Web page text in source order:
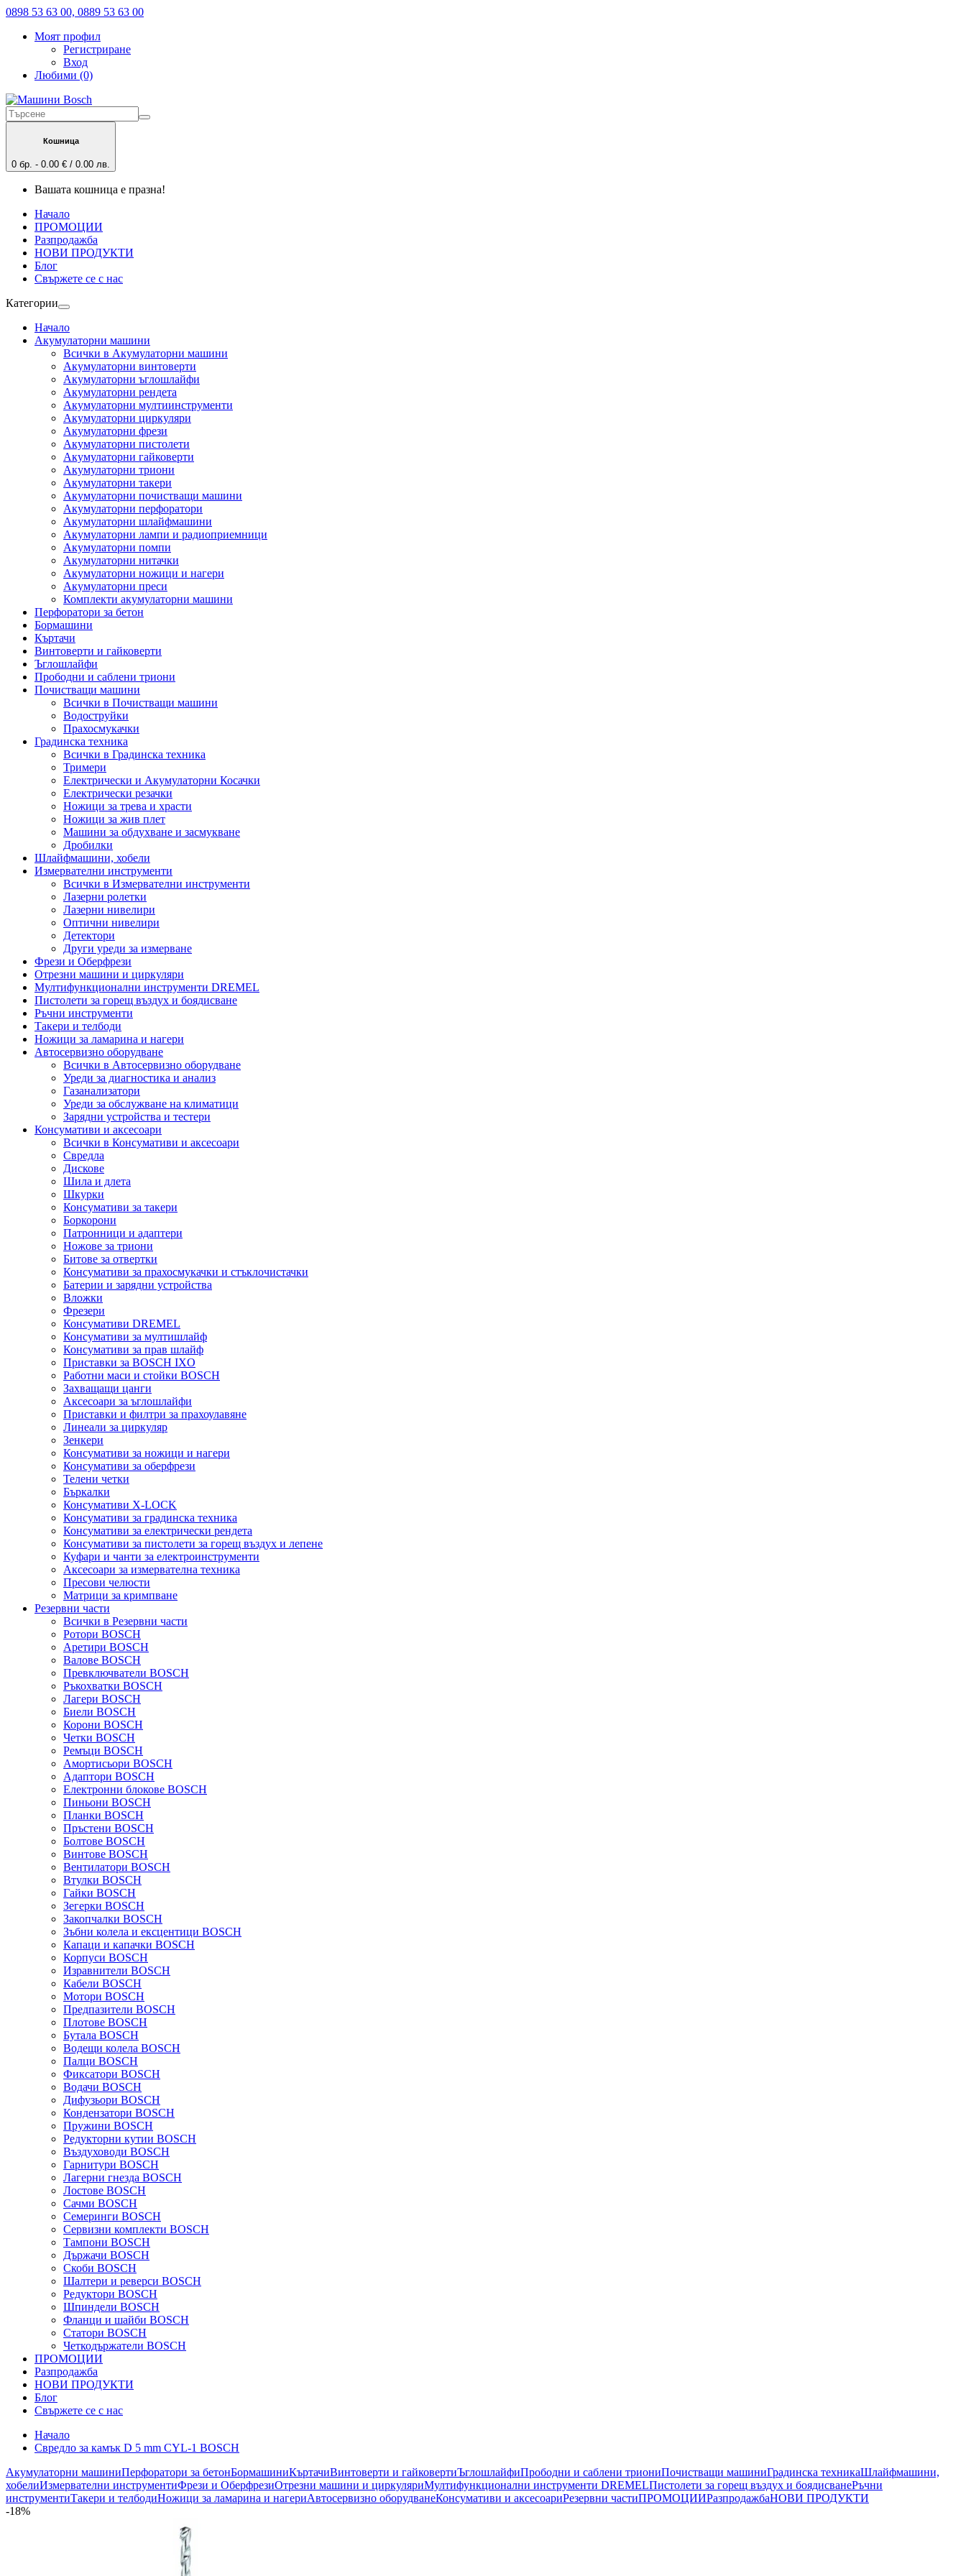
0898 53 63 00, 0889 53 63 00
Моят профил
Регистриране
Вход
Любими (0)
Кошница
0 бр. - 0.00 € / 0.00 лв.
Вашата кошница е празна!
Начало
ПРОМОЦИИ
Разпродажба
НОВИ ПРОДУКТИ
Блог
Свържете се с нас
Категории
Начало
Акумулаторни машини
Всички в Акумулаторни машини
Акумулаторни винтоверти
Акумулаторни ъглошлайфи
Акумулаторни рендета
Акумулаторни мултиинструменти
Акумулаторни циркуляри
Акумулаторни фрези
Акумулаторни пистолети
Акумулаторни гайковерти
Акумулаторни триони
Акумулаторни такери
Акумулаторни почистващи машини
Акумулаторни перфоратори
Акумулаторни шлайфмашини
Акумулаторни лампи и радиоприемници
Акумулаторни помпи
Акумулаторни нитачки
Акумулаторни ножици и нагери
Акумулаторни преси
Комплекти акумулаторни машини
Перфоратори за бетон
Бормашини
Къртачи
Винтоверти и гайковерти
Ъглошлайфи
Прободни и саблени триони
Почистващи машини
Всички в Почистващи машини
Водоструйки
Прахосмукачки
Градинска техника
Всички в Градинска техника
Тримери
Електрически и Акумулаторни Косачки
Електрически резачки
Ножици за трева и храсти
Ножици за жив плет
Машини за обдухване и засмукване
Дробилки
Шлайфмашини, хобели
Измервателни инструменти
Всички в Измервателни инструменти
Лазерни ролетки
Лазерни нивелири
Оптични нивелири
Детектори
Други уреди за измерване
Фрези и Оберфрези
Отрезни машини и циркуляри
Мултифункционални инструменти DREMEL
Пистолети за горещ въздух и боядисване
Ръчни инструменти
Такери и телбоди
Ножици за ламарина и нагери
Автосервизно оборудване
Всички в Автосервизно оборудване
Уреди за диагностика и анализ
Газанализатори
Уреди за обслужване на климатици
Зарядни устройства и тестери
Консумативи и аксесоари
Всички в Консумативи и аксесоари
Свредла
Дискове
Шила и длета
Шкурки
Консумативи за такери
Боркорони
Патронници и адаптери
Ножове за триони
Битове за отвертки
Консумативи за прахосмукачки и стъклочистачки
Батерии и зарядни устройства
Вложки
Фрезери
Консумативи DREMEL
Консумативи за мултишлайф
Консумативи за прав шлайф
Приставки за BOSCH IXO
Работни маси и стойки BOSCH
Захващащи цанги
Аксесоари за ъглошлайфи
Приставки и филтри за прахоулавяне
Линеали за циркуляр
Зенкери
Консумативи за ножици и нагери
Консумативи за оберфрези
Телени четки
Бъркалки
Консумативи X-LOCK
Консумативи за градинска техника
Консумативи за електрически рендета
Консумативи за пистолети за горещ въздух и лепене
Куфари и чанти за електроинструменти
Аксесоари за измервателна техника
Пресови челюсти
Матрици за кримпване
Резервни части
Всички в Резервни части
Ротори BOSCH
Аретири BOSCH
Валове BOSCH
Превключватели BOSCH
Ръкохватки BOSCH
Лагери BOSCH
Биели BOSCH
Корони BOSCH
Четки BOSCH
Ремъци BOSCH
Амортисьори BOSCH
Адаптори BOSCH
Електронни блокове BOSCH
Пиньони BOSCH
Планки BOSCH
Пръстени BOSCH
Болтове BOSCH
Винтове BOSCH
Вентилатори BOSCH
Втулки BOSCH
Гайки BOSCH
Зегерки BOSCH
Закопчалки BOSCH
Зъбни колела и ексцентици BOSCH
Капаци и капачки BOSCH
Корпуси BOSCH
Изравнители BOSCH
Кабели BOSCH
Мотори BOSCH
Предпазители BOSCH
Плотове BOSCH
Бутала BOSCH
Водещи колела BOSCH
Палци BOSCH
Фиксатори BOSCH
Водачи BOSCH
Дифузьори BOSCH
Кондензатори BOSCH
Пружини BOSCH
Редукторни кутии BOSCH
Въздуховоди BOSCH
Гарнитури BOSCH
Лагерни гнезда BOSCH
Лостове BOSCH
Сачми BOSCH
Семеринги BOSCH
Сервизни комплекти BOSCH
Тампони BOSCH
Държачи BOSCH
Скоби BOSCH
Шалтери и реверси BOSCH
Редуктори BOSCH
Шпиндели BOSCH
Фланци и шайби BOSCH
Статори BOSCH
Четкодържатели BOSCH
ПРОМОЦИИ
Разпродажба
НОВИ ПРОДУКТИ
Блог
Свържете се с нас
Начало
Свредло за камък D 5 mm CYL-1 BOSCH
Акумулаторни машиниПерфоратори за бетонБормашиниКъртачиВинтоверти и гайковертиЪглошлайфиПрободни и саблени триониПочистващи машиниГрадинска техникаШлайфмашини,
хобелиИзмервателни инструментиФрези и ОберфрезиОтрезни машини и циркуляриМултифункционални инструменти DREMELПистолети за горещ въздух и боядисванеРъчни
инструментиТакери и телбодиНожици за ламарина и нагериАвтосервизно оборудванеКонсумативи и аксесоариРезервни частиПРОМОЦИИРазпродажбаНОВИ ПРОДУКТИ
-18%